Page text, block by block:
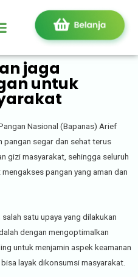
jaga
untuk
Nasional (Bapanas) Arief
pangan segar dan sehat terus
gizi masyarakat, sehingga seluruh
pangan yang aman dan
satu upaya yang dilakukan
dengan mengoptimalkan
untuk menjamin aspek keamanan
layak dikonsumsi masyarakat.